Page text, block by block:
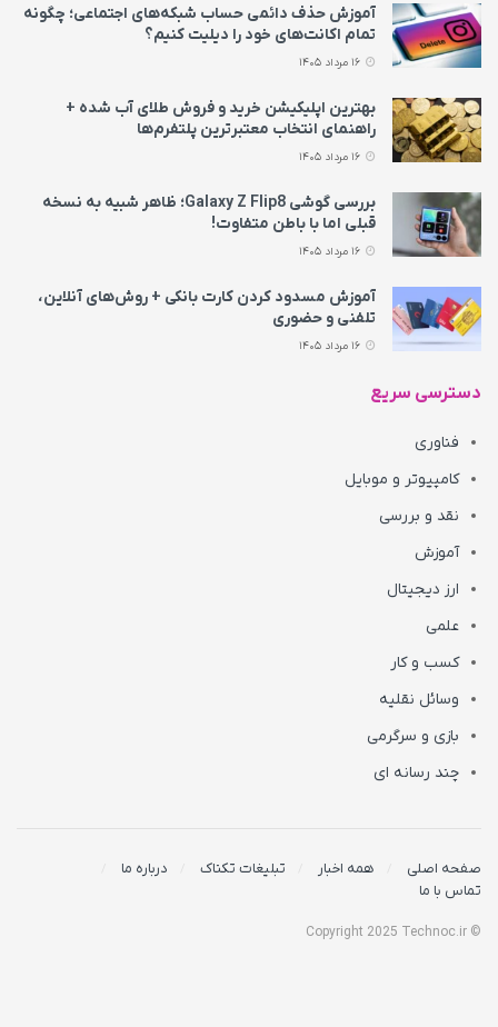
آموزش حذف دائمی حساب شبکه‌های اجتماعی؛ چگونه
تمام اکانت‌های خود را دیلیت کنیم؟
بهترین اپلیکیشن خرید و فروش طلای آب شده +
راهنمای انتخاب معتبرترین پلتفرم‌ها
بررسی گوشی Galaxy Z Flip8؛ ظاهر شبیه به نسخه
قبلی اما با باطن متفاوت!
آموزش مسدود کردن کارت بانکی + روش‌های آنلاین،
تلفنی و حضوری
دسترسی سریع
فناوری
کامپیوتر و موبایل
نقد و بررسی
آموزش
ارز دیجیتال
علمی
کسب و کار
وسائل نقلیه
بازی و سرگرمی
چند رسانه ای
صفحه اصلی همه اخبار تبلیغات تکناک
درباره ما
تماس با ما
© Copyright 2025 Technoc.ir